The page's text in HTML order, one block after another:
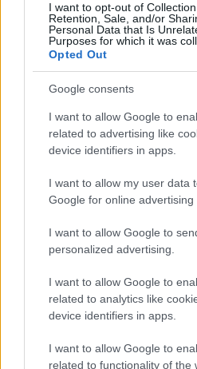
I want to opt-out of
Retention, Sale, and/or
Personal Data that Is
Purposes for which it was
Opted Out
Google consents
I want to allow Google to
related to advertising like
device identifiers in apps.
I want to allow my user data
Google for online advertising
I want to allow Google to
personalized advertising.
I want to allow Google to
related to analytics like
device identifiers in apps.
I want to allow Google to
related to functionality of the
Galicja Chmielnikprzystępuje do tego
drużyna radzi sobie w sezonie 2025/
gr. III przed własną publicznością? Na
uwzględniającą tylko mecze u siebie.
mecze wyjazdowe możecie
Polonia Hyżne.
Rzeszów > Klasa B, gr. III - sytuacja
Przed meczami 16. kolejki - Rzeszów >
Chmielnik) zajmują8. miejsce w tabeli.
Poniżej znajdziesz także ostatnie
bramkowe.
Galicja Chmielnik vs. Polonia Hyżne
transmisja
Wynik meczu Galicja Chmielnik -
stronie zaraz po jego zakończeniu.
zajrzyj tutaj:Galicja Chmielnik vs.
strzelcy
Jeżeli w internecie lub TV dostępna jest
Klasa B, gr. III na pewno znajdziesz